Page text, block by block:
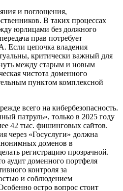
и поглощения,
В таких процессах
юрлицами без должного
прав потребует
Если цепочка владения
критически важный для
между старым и новым
чистота доменного
пунктом комплексной
всего на кибербезопасность.
патруль», только в 2025 году
42 тыс. фишинговых сайтов.
через «Госуслуги» должна
доменов в
регистрацию прозрачной.
аудит доменного портфеля
контроля за
и соблюдением
остро вопрос стоит